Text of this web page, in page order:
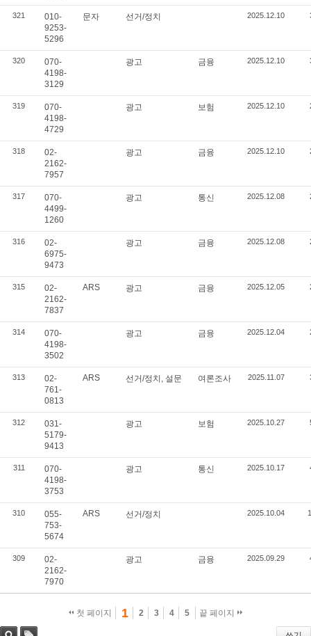
321
010-
9253-
5296
문자 선거/정치 2025.12.10
320
070-
4198-
3129
광고 금융 2025.12.10
319
070-
4198-
4729
광고 보험 2025.12.10
318
02-
2162-
7957
광고 금융 2025.12.10
317
070-
4499-
1260
광고 통신 2025.12.08
316
02-
6975-
9473
광고 금융 2025.12.08
315
02-
2162-
7837
ARS 광고 금융 2025.12.05
314
070-
4198-
3502
광고 금융 2025.12.04
313
02-
761-
0813
ARS 선거/정치, 설문 여론조사 2025.11.07
312
031-
5179-
9413
광고 보험 2025.10.27
311
070-
4198-
3753
광고 통신 2025.10.17
310
055-
753-
5674
ARS 선거/정치 2025.10.04
309
02-
2162-
7970
광고 금융 2025.09.29
첫 페이지 1 2 3 4 5 끝 페이지